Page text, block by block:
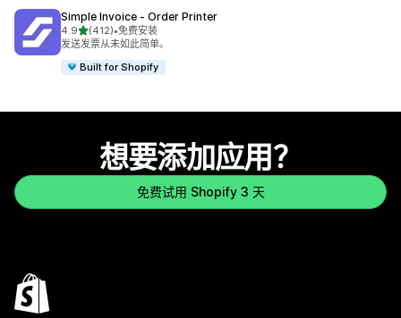
Simple Invoice ‑ Order Printer
4.9星（满分 5 星）
(412)
总共 412 条评论
•免费安装
发送发票从未如此简单。
Built for Shopify
想要添加应用？
免费试用 Shopify 3 天